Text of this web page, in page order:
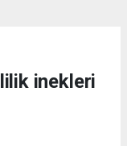
inekleri